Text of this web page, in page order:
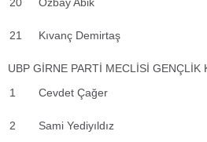
20 Özbay Abik
21 Kıvanç Demirtaş
UBP GİRNE PARTİ MECLİSİ GENÇLİK
1
Cevdet Çağer
2 Sami Yediyıldız